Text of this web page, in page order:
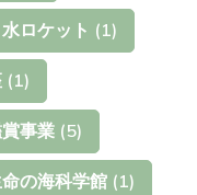
水ロケット (1)
(1)
事業 (5)
の海科学館 (1)